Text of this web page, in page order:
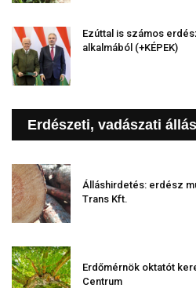
Ezúttal is számos
alkalmából (+KÉPEK)
Erdészeti, vadászati
Álláshirdetés: erdész
Trans Kft.
Erdőmérnök oktatót
Centrum